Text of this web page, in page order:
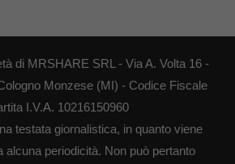
di MRSHARE SRL - Via A. Volta 16 -
Monzese (MI) - Codice Fiscale
I.V.A. 10216150960
testata giornalistica, in quanto viene
alcuna periodicità. Non può pertanto